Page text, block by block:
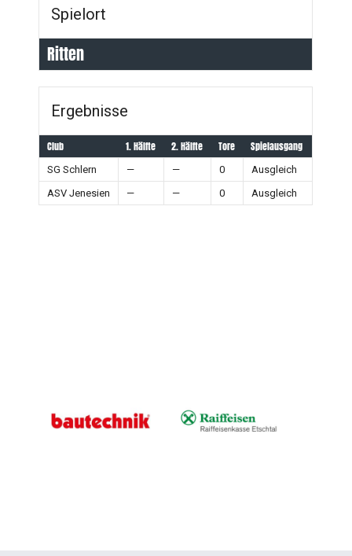
Spielort
Ritten
Ergebnisse
Club 1. Hälfte 2. Hälfte Tore Spielausgang
SG Schlern — — 0
Ausgleich
ASV Jenesien
— — 0 Ausgleich